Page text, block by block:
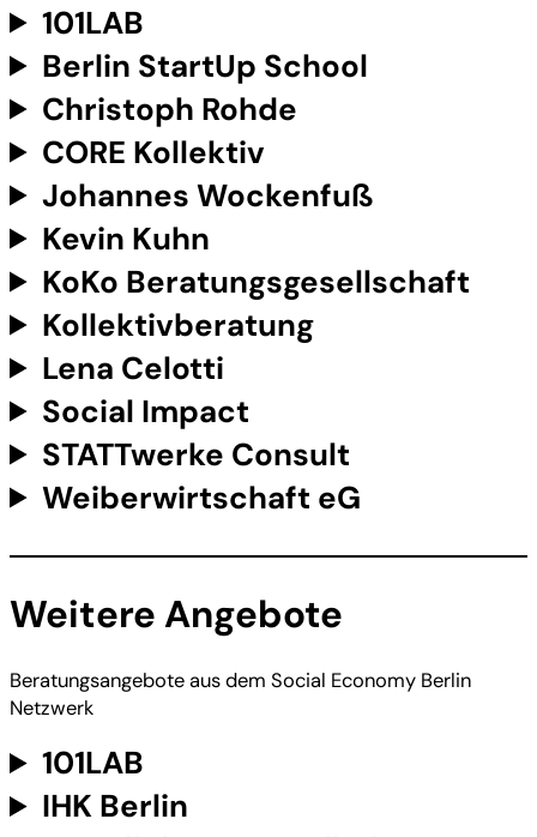
101LAB
Berlin StartUp School
Christoph Rohde
CORE Kollektiv
Johannes Wockenfuß
Kevin Kuhn
KoKo Beratungsgesellschaft
Kollektivberatung
Lena Celotti
Social Impact
STATTwerke Consult
Weiberwirtschaft eG
Weitere Angebote
Beratungsangebote aus dem Social Economy Berlin
Netzwerk
101LAB
IHK Berlin